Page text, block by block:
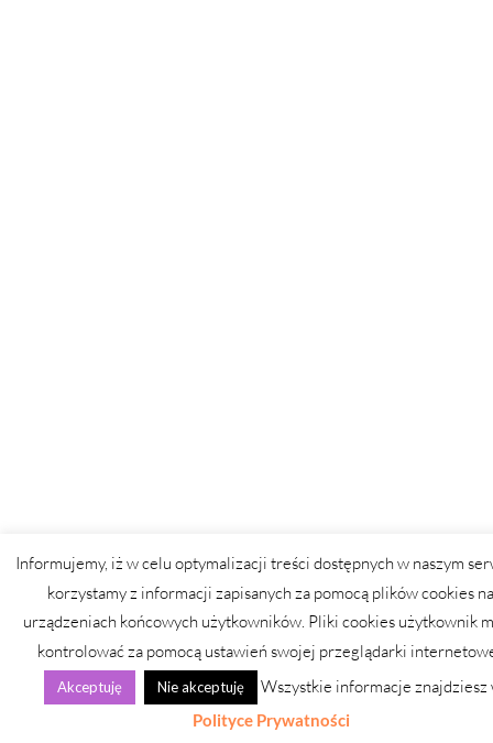
Informujemy, iż w celu optymalizacji treści dostępnych w naszym
korzystamy z informacji zapisanych za pomocą plików cookies na
urządzeniach końcowych użytkowników. Pliki cookies użytkownik
kontrolować za pomocą ustawień swojej przeglądarki
Akceptuję Nie akceptuję Wszystkie informacje znajdziesz
Polityce Prywatności